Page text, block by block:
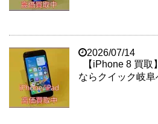
2026/07/14
【iPhone 8 買
ならクイック岐阜